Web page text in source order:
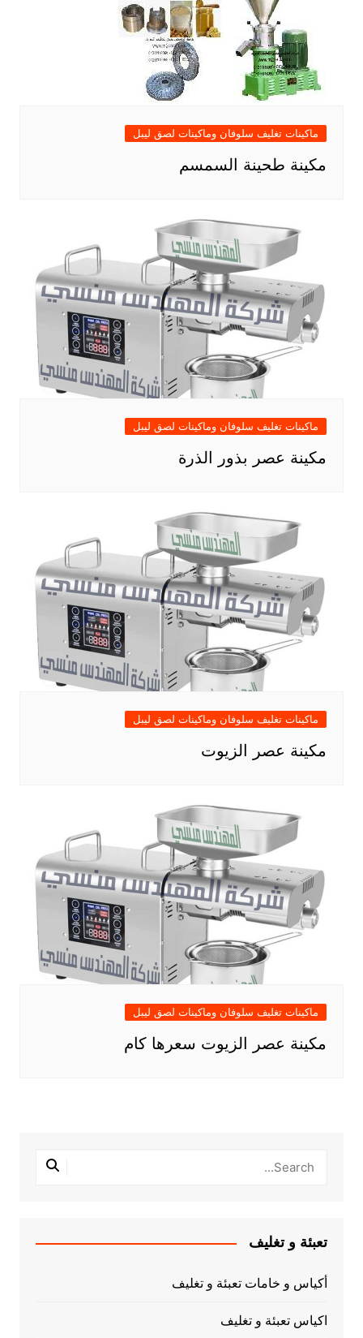
ماكينات تغليف سلوفان وماكينات لصق ليبل
مكينة طحينة السمسم
ماكينات تغليف سلوفان وماكينات لصق ليبل
مكينة عصر بذور الذرة
ماكينات تغليف سلوفان وماكينات لصق ليبل
مكينة عصر الزيوت
ماكينات تغليف سلوفان وماكينات لصق ليبل
مكينة عصر الزيوت سعرها كام
تعبئة و تغليف
أكياس و خامات تعبئة و تغليف
اكياس تعبئة و تغليف